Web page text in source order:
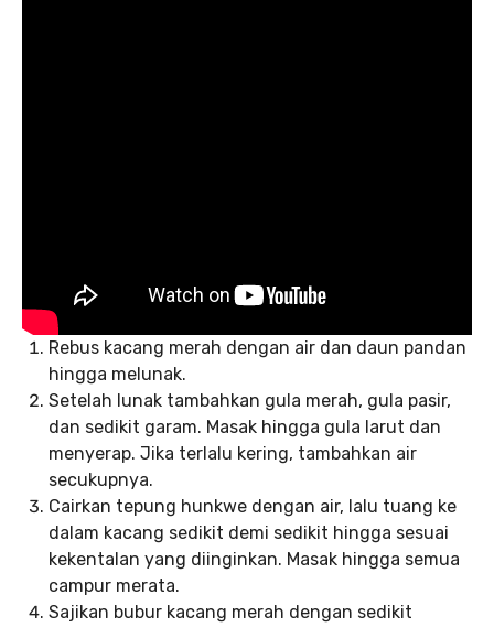
Rebus kacang merah dengan air dan daun pandan
hingga melunak.
Setelah lunak tambahkan gula merah, gula pasir,
dan sedikit garam. Masak hingga gula larut dan
menyerap. Jika terlalu kering, tambahkan air
secukupnya.
Cairkan tepung hunkwe dengan air, lalu tuang ke
dalam kacang sedikit demi sedikit hingga sesuai
kekentalan yang diinginkan. Masak hingga semua
campur merata.
Sajikan bubur kacang merah dengan sedikit